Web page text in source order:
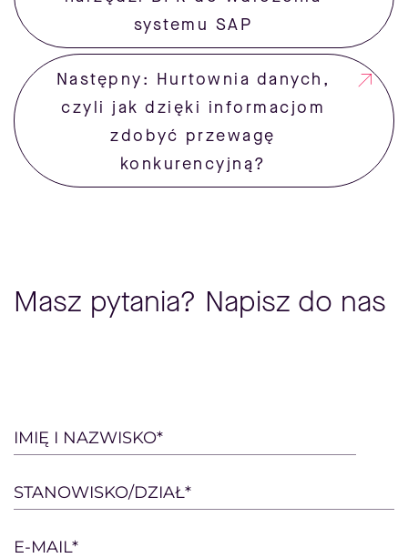
systemu SAP
Następny: Hurtownia danych,
czyli jak dzięki informacjom
zdobyć przewagę
konkurencyjną?
Masz pytania? Napisz do nas
Please
this
field
empty.
IMIĘ I NAZWISKO*
STANOWISKO/DZIAŁ*
E-MAIL*